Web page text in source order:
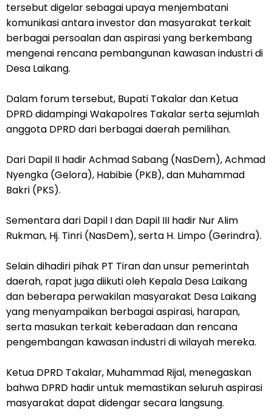
tersebut digelar sebagai upaya menjembatani
komunikasi antara investor dan masyarakat terkait
berbagai persoalan dan aspirasi yang berkembang
mengenai rencana pembangunan kawasan industri di
Desa Laikang.
Dalam forum tersebut, Bupati Takalar dan Ketua
DPRD didampingi Wakapolres Takalar serta sejumlah
anggota DPRD dari berbagai daerah pemilihan.
Dari Dapil II hadir Achmad Sabang (NasDem), Achmad
Nyengka (Gelora), Habibie (PKB), dan Muhammad
Bakri (PKS).
Sementara dari Dapil I dan Dapil III hadir Nur Alim
Rukman, Hj. Tinri (NasDem), serta H. Limpo (Gerindra).
Selain dihadiri pihak PT Tiran dan unsur pemerintah
daerah, rapat juga diikuti oleh Kepala Desa Laikang
dan beberapa perwakilan masyarakat Desa Laikang
yang menyampaikan berbagai aspirasi, harapan,
serta masukan terkait keberadaan dan rencana
pengembangan kawasan industri di wilayah mereka.
Ketua DPRD Takalar, Muhammad Rijal, menegaskan
bahwa DPRD hadir untuk memastikan seluruh aspirasi
masyarakat dapat didengar secara langsung.